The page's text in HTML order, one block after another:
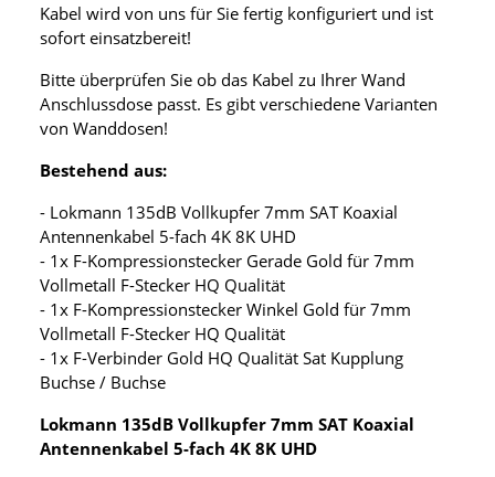
Kabel wird von uns für Sie fertig konfiguriert und ist
sofort einsatzbereit!
Bitte überprüfen Sie ob das Kabel zu Ihrer Wand
Anschlussdose passt. Es gibt verschiedene Varianten
von Wanddosen!
Bestehend aus:
- Lokmann 135dB Vollkupfer 7mm SAT Koaxial
Antennenkabel 5-fach 4K 8K UHD
- 1x F-Kompressionstecker Gerade Gold für 7mm
Vollmetall F-Stecker HQ Qualität
- 1x F-Kompressionstecker Winkel Gold für 7mm
Vollmetall F-Stecker HQ Qualität
- 1x F-Verbinder Gold HQ Qualität Sat Kupplung
Buchse / Buchse
Lokmann 135dB Vollkupfer 7mm SAT Koaxial
Antennenkabel 5-fach 4K 8K UHD